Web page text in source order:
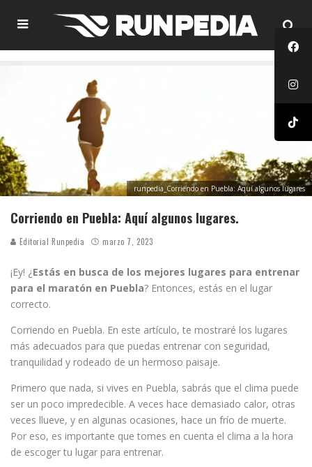
runpedia_Corriendo en Puebla: Aquí algunos lugares
Corriendo en Puebla: Aquí algunos lugares.
Editorial Runpedia marzo 7, 2023
¡Ey! ¿Estás en busca de los mejores lugares para entrenar
para el maratón en Puebla? Entonces, estás en el lugar
correcto.
Corriendo en Puebla. En este artículo, te mostraré los lugares
más adecuados para que puedas entrenar con seguridad,
tranquilidad y rodeado de un hermoso paisaje.
Primero que nada, si vives en Puebla, sabrás que el clima puede
ser un poco impredecible. A veces hace demasiado calor, otras
veces llueve, y en algunas ocasiones, hace un frío de muerte.
Por eso, es importante que tomes en cuenta el clima a la hora
de escoger tu lugar para entrenar.